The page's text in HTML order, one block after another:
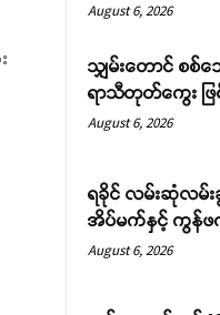
August 6, 2026
သျှမ်းတောင် စစ်ဘေ
ရာသီတုတ်ကွေး ဖြ
August 6, 2026
ရခိုင် လမ်းဆုံလမ်
အိပ်မက်နှင့် ကွန်ဖက်
August 6, 2026